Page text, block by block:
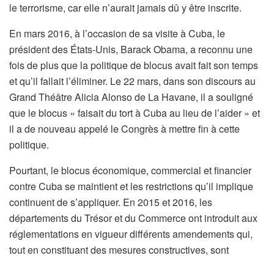
le terrorisme, car elle n’aurait jamais dû y être inscrite.
En mars 2016, à l’occasion de sa visite à Cuba, le
président des États-Unis, Barack Obama, a reconnu une
fois de plus que la politique de blocus avait fait son temps
et qu’il fallait l’éliminer. Le 22 mars, dans son discours au
Grand Théâtre Alicia Alonso de La Havane, il a souligné
que le blocus « faisait du tort à Cuba au lieu de l’aider » et
il a de nouveau appelé le Congrès à mettre fin à cette
politique.
Pourtant, le blocus économique, commercial et financier
contre Cuba se maintient et les restrictions qu’il implique
continuent de s’appliquer. En 2015 et 2016, les
départements du Trésor et du Commerce ont introduit aux
réglementations en vigueur différents amendements qui,
tout en constituant des mesures constructives, sont